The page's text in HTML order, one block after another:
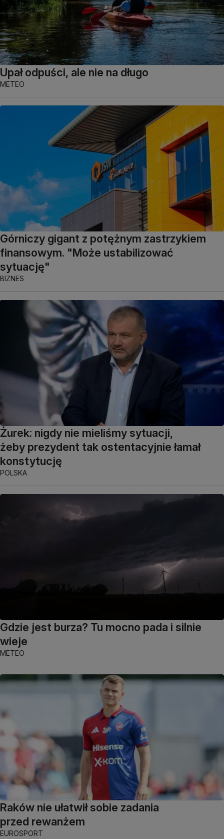
Upał odpuści, ale nie na długo
METEO
Górniczy gigant z potężnym zastrzykiem
finansowym. "Może ustabilizować
sytuację"
BIZNES
Żurek: nigdy nie mieliśmy sytuacji,
żeby prezydent tak ostentacyjnie łamał
konstytucję
POLSKA
Gdzie jest burza? Tu mocno pada i silnie
wieje
METEO
Raków nie ułatwił sobie zadania
przed rewanżem
EUROSPORT